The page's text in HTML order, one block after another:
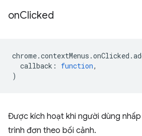
onClicked
chrome.contextMenus .onClicked .
callback : function,
)
Được kích hoạt khi người dùng
trình đơn theo bối cảnh.